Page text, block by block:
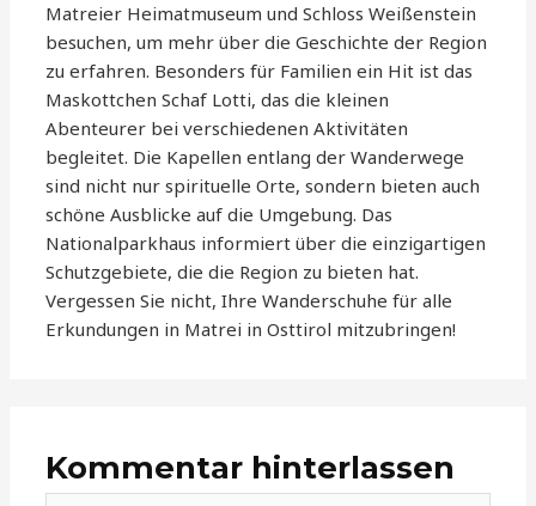
Matreier Heimatmuseum und Schloss Weißenstein
besuchen, um mehr über die Geschichte der Region
zu erfahren. Besonders für Familien ein Hit ist das
Maskottchen Schaf Lotti, das die kleinen
Abenteurer bei verschiedenen Aktivitäten
begleitet. Die Kapellen entlang der Wanderwege
sind nicht nur spirituelle Orte, sondern bieten auch
schöne Ausblicke auf die Umgebung. Das
Nationalparkhaus informiert über die einzigartigen
Schutzgebiete, die die Region zu bieten hat.
Vergessen Sie nicht, Ihre Wanderschuhe für alle
Erkundungen in Matrei in Osttirol mitzubringen!
Kommentar hinterlassen